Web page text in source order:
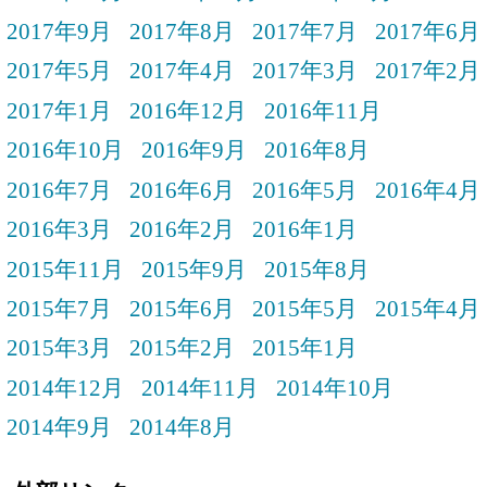
2017年9月
2017年8月 2017年7月
2017年6月
2017年5月
2017年4月 2017年3月
2017年2月
2017年1月
2016年12月
2016年11月
2016年10月
2016年9月
2016年8月
2016年7月
2016年6月 2016年5月
2016年4月
2016年3月
2016年2月
2016年1月
2015年11月
2015年9月
2015年8月
2015年7月
2015年6月 2015年5月
2015年4月
2015年3月
2015年2月
2015年1月
2014年12月
2014年11月
2014年10月
2014年9月
2014年8月